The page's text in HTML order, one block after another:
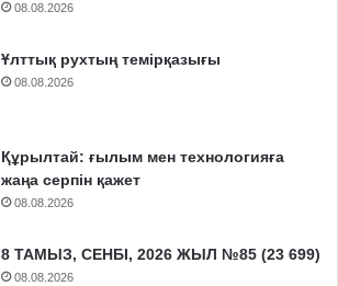
08.08.2026
Ұлттық рухтың темірқазығы
08.08.2026
Құрылтай: ғылым мен технологияға
жаңа серпін қажет
08.08.2026
8 ТАМЫЗ, СЕНБІ, 2026 ЖЫЛ №85 (23 699)
08.08.2026